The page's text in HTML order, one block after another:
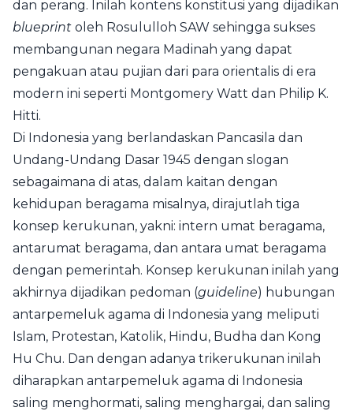
dan perang. Inilah kontens konstitusi yang dijadikan
blueprint oleh Rosululloh SAW sehingga sukses
membangunan negara Madinah yang dapat
pengakuan atau pujian dari para orientalis di era
modern ini seperti Montgomery Watt dan Philip K.
Hitti.
Di Indonesia yang berlandaskan Pancasila dan
Undang-Undang Dasar 1945 dengan slogan
sebagaimana di atas, dalam kaitan dengan
kehidupan beragama misalnya, dirajutlah tiga
konsep kerukunan, yakni: intern umat beragama,
antarumat beragama, dan antara umat beragama
dengan pemerintah. Konsep kerukunan inilah yang
akhirnya dijadikan pedoman (guideline) hubungan
antarpemeluk agama di Indonesia yang meliputi
Islam, Protestan, Katolik, Hindu, Budha dan Kong
Hu Chu. Dan dengan adanya trikerukunan inilah
diharapkan antarpemeluk agama di Indonesia
saling menghormati, saling menghargai, dan saling